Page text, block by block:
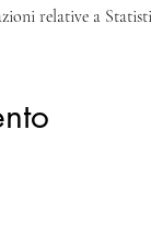
relative a